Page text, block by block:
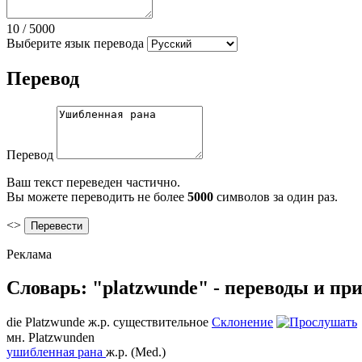
10 / 5000
Выберите язык перевода
Перевод
Перевод
Ваш текст переведен частично.
Вы можете переводить не более 5000 символов за один раз.
<>
Реклама
Словарь: "platzwunde" - переводы и
die Platzwunde ж.р. существительное Склонение
мн. Platzwunden
ушибленная рана ж.р. (Med.)